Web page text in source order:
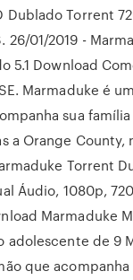
Dublado Torrent
26/01/2019 -
5.1 Download
Marmaduke é
sua
a Orange County,
Torrent
Áudio, 1080p,
Marmaduke
adolescente de 9
que acompanha